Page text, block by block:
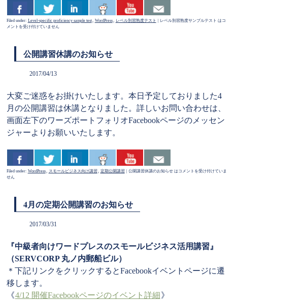
Filed under: Level-specific proficiency sample test, WordPress, レベル別習熟度テスト レベル別習熟度サンプルテスト は コ
メントを受け付けていません
公開講習休講のお知らせ
2017/04/13
大変ご迷惑をお掛けいたします。本日予定しておりました4
月の公開講習は休講となりました。詳しいお問い合わせは、
画面左下のワーズポートフォリオFacebookページのメッセン
ジャーよりお願いいたします。
Filed under: WordPress, スモールビジネス向け講習, 定期公開講習 公開講習休講のお知らせ は コメントを受け付けていま
せん
4月の定期公開講習のお知らせ
2017/03/31
『中級者向けワードプレスのスモールビジネス活用講習』
（SERVCORP 丸ノ内郵船ビル）
＊下記リンクをクリックするとFacebookイベントページに遷
移します。
《4/12 開催Facebookページのイベント詳細》